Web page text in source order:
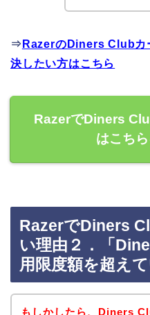
⇒ RazerのDiners Clubカ
決したい方はこちら
RazerでDiners
はこち
RazerでDiners
い理由２．「
用限度額を超えて
もしかしたら、Diners